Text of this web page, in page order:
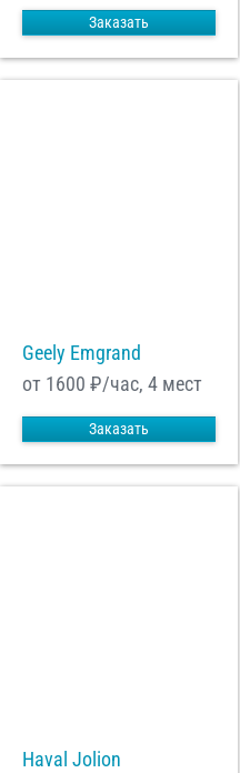
Заказать
Geely Emgrand
от 1600 ₽/час, 4 мест
Заказать
Haval Jolion